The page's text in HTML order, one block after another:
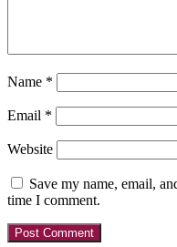
Name *
Email *
Website
Save my name, email,
time I comment.